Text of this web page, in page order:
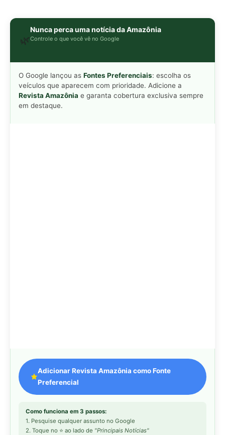
🌿
Nunca perca uma notícia da Amazônia
Controle o que você vê no Google
O Google lançou as Fontes Preferenciais: escolha os
veículos que aparecem com prioridade. Adicione a
Revista Amazônia e garanta cobertura exclusiva sempre
em destaque.
Adicionar Revista Amazônia como Fonte
Preferencial
Como funciona em 3 passos:
1. Pesquise qualquer assunto no Google
2. Toque no ⭐ ao lado de "Principais Notícias"